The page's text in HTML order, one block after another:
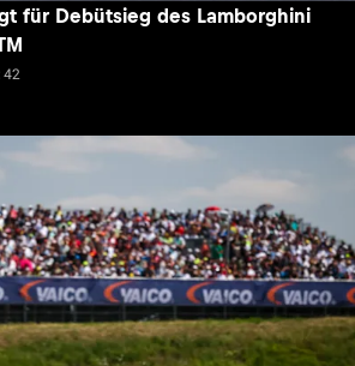
für Debütsieg des Lamborghini